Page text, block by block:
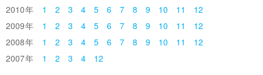
2010
1 2 3 4 5 6 7 8 9 10 11
12
2009
1 2 3 4 5 6 7 8 9 10 11
12
2008
1 2 3 4 5 6 7 8 9 10 11
12
2007
1 2 3 4 12